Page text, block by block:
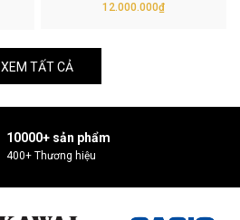
12.000.000₫
XEM TẤT CẢ
10000+ sản phẩm
400+ Thương hiệu